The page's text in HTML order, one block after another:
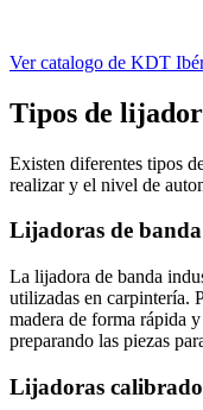
Ver catalogo de KDT
Tipos de
Existen diferentes tipos
realizar y el nivel de
Lijadoras de
La lijadora de banda
utilizadas en carpintería.
madera de forma rápida
preparando las piezas
Lijadoras